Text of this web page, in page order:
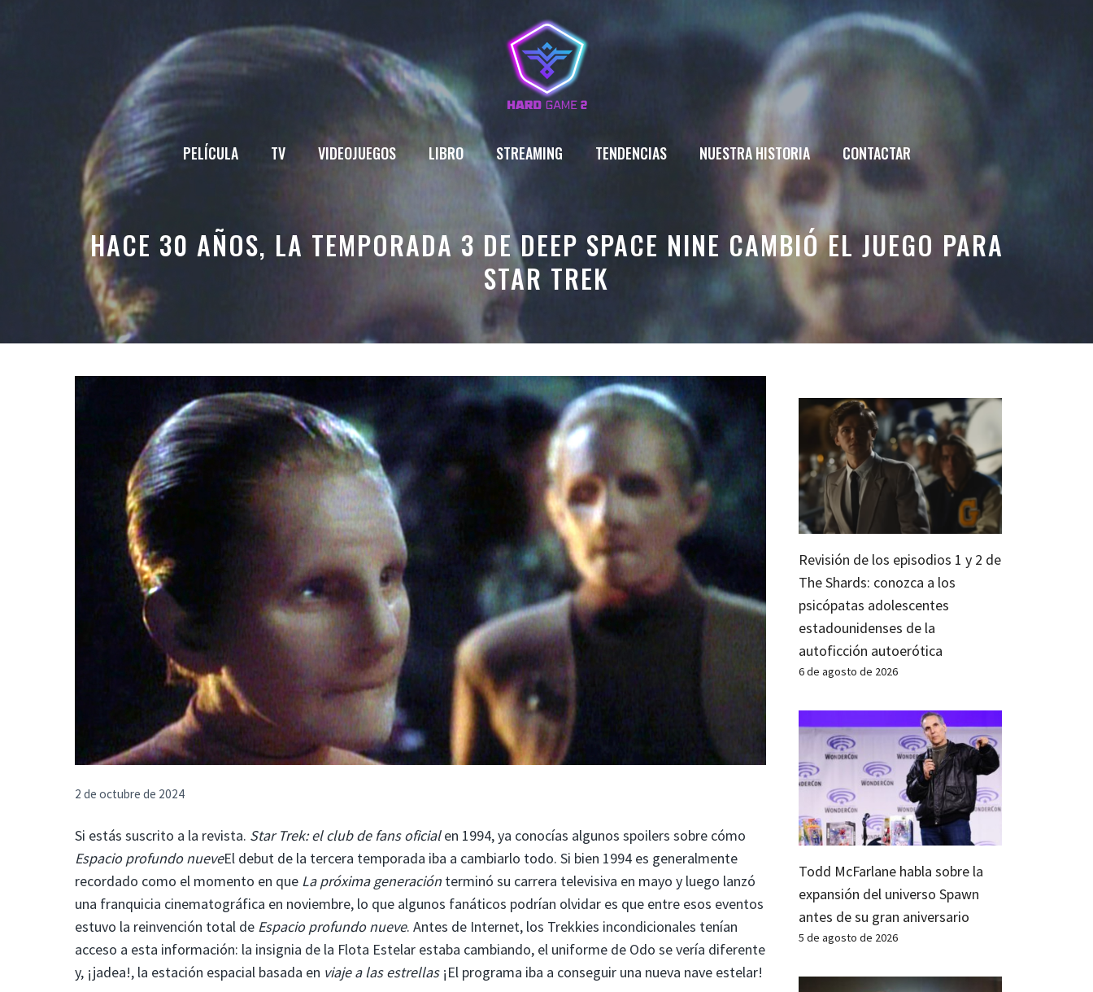
PELÍCULA TV VIDEOJUEGOS LIBRO STREAMING TENDENCIAS NUESTRA HISTORIA CONTACTAR
HACE 30 AÑOS, LA TEMPORADA 3 DE DEEP SPACE NINE CAMBIÓ EL JUEGO PARA
STAR TREK
2 de octubre de 2024
Si estás suscrito a la revista. Star Trek: el club de fans oficialen 1994, ya conocías algunos spoilers sobre cómo
Espacio profundo nueveEl debut de la tercera temporada iba a cambiarlo todo. Si bien 1994 es generalmente
recordado como el momento en que La próxima generación terminó su carrera televisiva en mayo y luego lanzó
una franquicia cinematográfica en noviembre, lo que algunos fanáticos podrían olvidar es que entre esos eventos
estuvo la reinvención total de Espacio profundo nueve. Antes de Internet, los Trekkies incondicionales tenían
acceso a esta información: la insignia de la Flota Estelar estaba cambiando, el uniforme de Odo se vería diferente
y, ¡jadea!, la estación espacial basada en viaje a las estrellas¡El programa iba a conseguir una nueva nave estelar!
Revisión de los episodios 1 y 2 de
The Shards: conozca a los
psicópatas adolescentes
estadounidenses de la
autoficción autoerótica
6 de agosto de 2026
Todd McFarlane habla sobre la
expansión del universo Spawn
antes de su gran aniversario
5 de agosto de 2026